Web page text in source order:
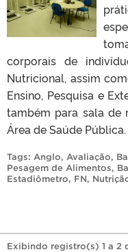
corporais de
Nutricional, assim
Ensino, Pesquisa e
também para sala de
Área de Saúde Pública.
Tags: Anglo, Avaliação,
Pesagem de Alimentos,
Estadiômetro, FN,
Exibindo registro(s) 1 a 2